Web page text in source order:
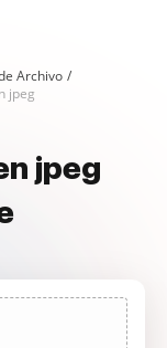
Archivo
jpeg
jpeg